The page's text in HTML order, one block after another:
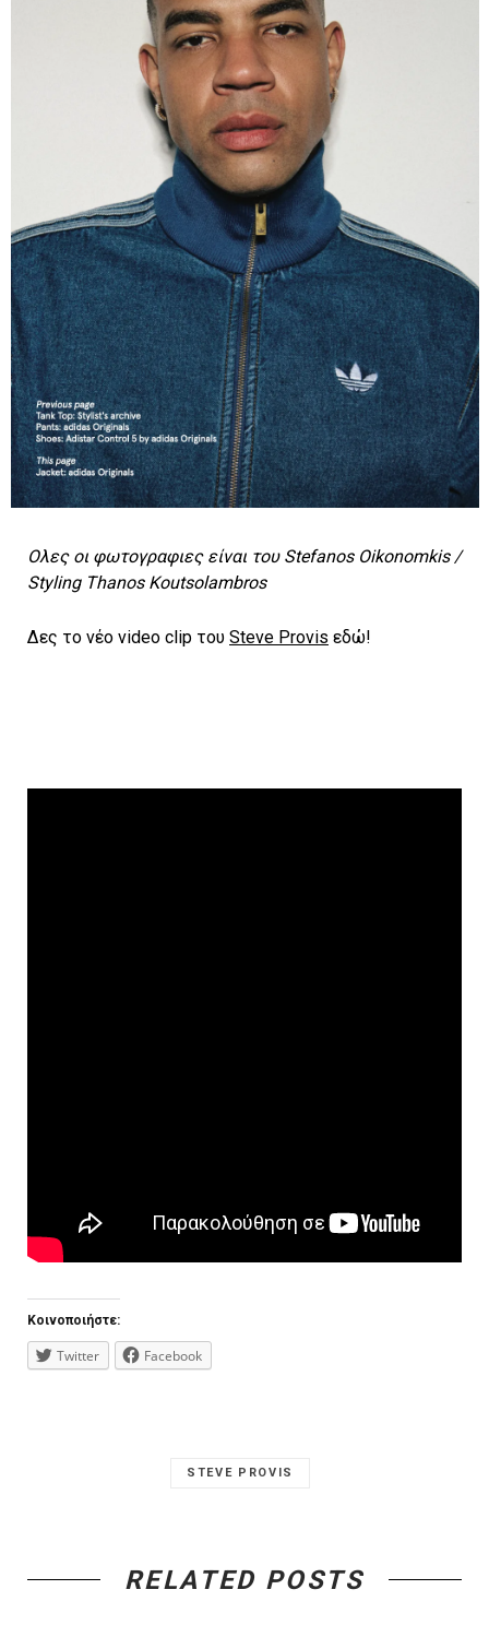
Ολες οι φωτογραφιες είναι του Stefanos Oikonomkis /
Styling Thanos Koutsolambros
Δες το νέο video clip του Steve Provis εδώ!
Κοινοποιήστε:
Twitter Facebook
STEVE PROVIS
RELATED POSTS